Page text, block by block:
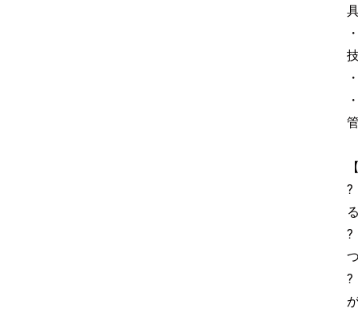
?
?
?